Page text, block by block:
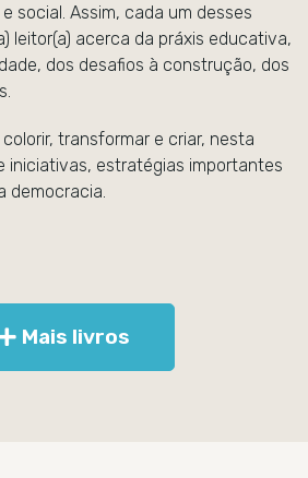
social. Assim, cada um desses
leitor(a) acerca da práxis educativa,
dos desafios à construção, dos
transformar e criar, nesta
iniciativas, estratégias importantes
democracia.
Mais livros